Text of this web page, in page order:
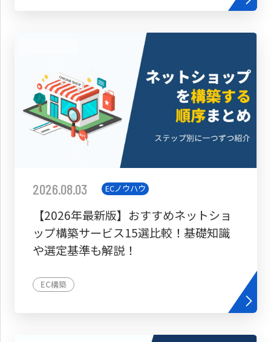
2026.08.03 ECノウハウ
【2026年最新版】おすすめネットショ
ップ構築サービス15選比較！基礎知識
や選定基準も解説！
EC構築